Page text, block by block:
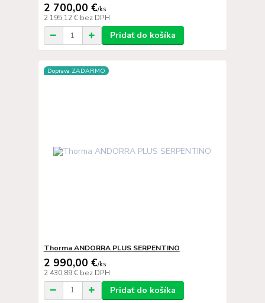
2 700,00 €/ks
2 195,12 € bez DPH
Pridať do košíka
Doprava ZADARMO
Thorma ANDORRA PLUS SERPENTINO
2 990,00 €/ks
2 430,89 € bez DPH
Pridať do košíka